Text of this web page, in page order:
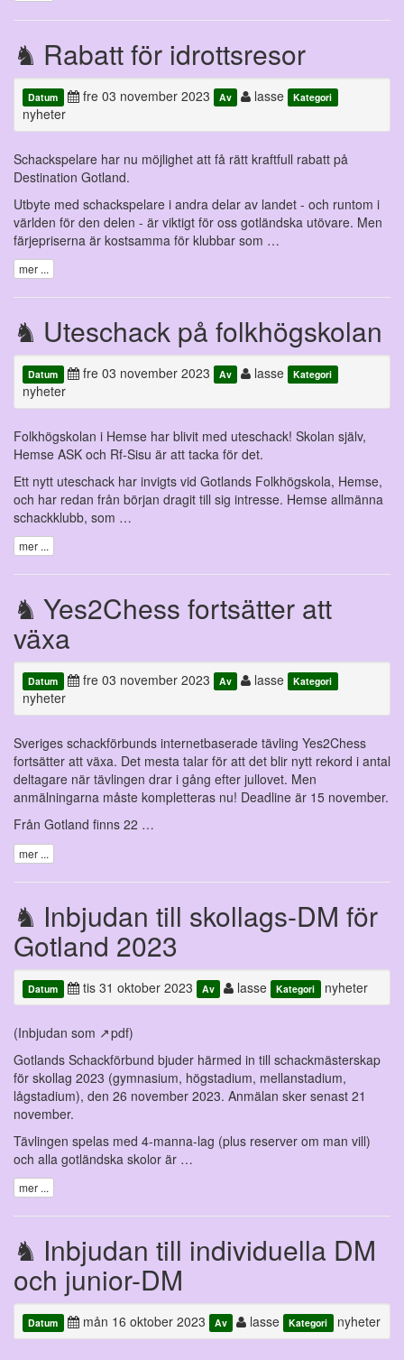
Rabatt för idrottsresor
Datum fre 03 november 2023 Av lasse Kategori
nyheter
Schackspelare har nu möjlighet att få rätt kraftfull rabatt på
Destination Gotland.
Utbyte med schackspelare i andra delar av landet - och runtom i
världen för den delen - är viktigt för oss gotländska utövare. Men
färjepriserna är kostsamma för klubbar som …
mer ...
Uteschack på folkhögskolan
Datum fre 03 november 2023 Av lasse Kategori
nyheter
Folkhögskolan i Hemse har blivit med uteschack! Skolan själv,
Hemse ASK och Rf-Sisu är att tacka för det.
Ett nytt uteschack har invigts vid Gotlands Folkhögskola, Hemse,
och har redan från början dragit till sig intresse. Hemse allmänna
schackklubb, som …
mer ...
Yes2Chess fortsätter att
växa
Datum fre 03 november 2023 Av lasse Kategori
nyheter
Sveriges schackförbunds internetbaserade tävling Yes2Chess
fortsätter att växa. Det mesta talar för att det blir nytt rekord i antal
deltagare när tävlingen drar i gång efter jullovet. Men
anmälningarna måste kompletteras nu! Deadline är 15 november.
Från Gotland finns 22 …
mer ...
Inbjudan till skollags-DM för
Gotland 2023
Datum tis 31 oktober 2023 Av lasse Kategori nyheter
(Inbjudan som pdf)
Gotlands Schackförbund bjuder härmed in till schackmästerskap
för skollag 2023 (gymnasium, högstadium, mellanstadium,
lågstadium), den 26 november 2023. Anmälan sker senast 21
november.
Tävlingen spelas med 4-manna-lag (plus reserver om man vill)
och alla gotländska skolor är …
mer ...
Inbjudan till individuella DM
och junior-DM
Datum mån 16 oktober 2023 Av lasse Kategori nyheter